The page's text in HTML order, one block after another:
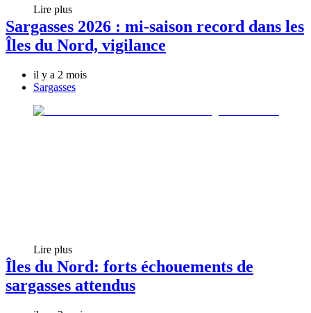
Lire plus
Sargasses 2026 : mi-saison record dans les
Îles du Nord, vigilance
il y a 2 mois
Sargasses
Lire plus
Îles du Nord: forts échouements de
sargasses attendus